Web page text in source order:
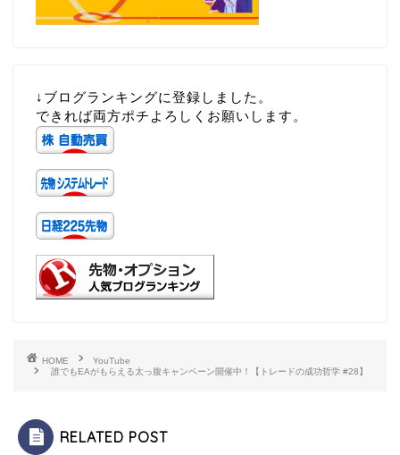
↓ブログランキングに登録しました。
できれば両方ポチよろしくお願いします。
HOME
YouTube
誰でもEAがもらえる太っ腹キャンペーン開催中！【トレードの成功哲学 #28】
RELATED POST